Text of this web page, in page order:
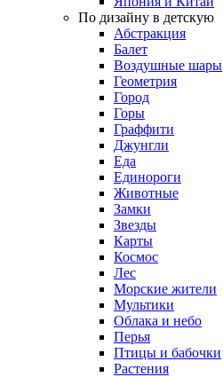
По дизайну в детскую
Абстракция
Балет
Воздушные шары
Геометрия
Город
Горы
Граффити
Джунгли
Еда
Единороги
Животные
Замки
Звезды
Карты
Космос
Лес
Морские жители
Мультики
Облака и небо
Перья
Птицы и бабочки
Растения